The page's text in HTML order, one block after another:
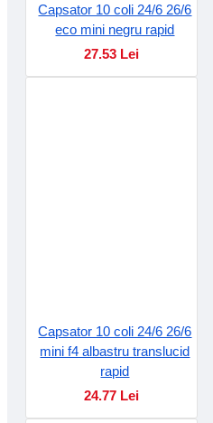
Capsator 10 coli 24/6 26/6
eco mini negru rapid
27.53 Lei
Capsator 10 coli 24/6 26/6
mini f4 albastru translucid
rapid
24.77 Lei